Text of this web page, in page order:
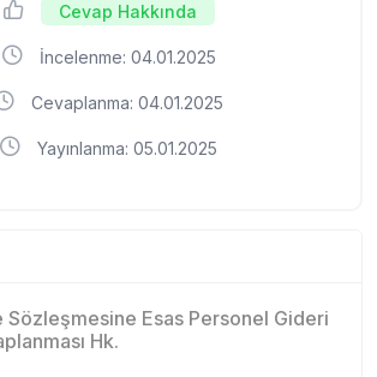
Cevap Hakkında
İncelenme: 04.01.2025
Cevaplanma: 04.01.2025
Yayınlanma: 05.01.2025
Sözleşmesine Esas Personel Gideri
Hk.